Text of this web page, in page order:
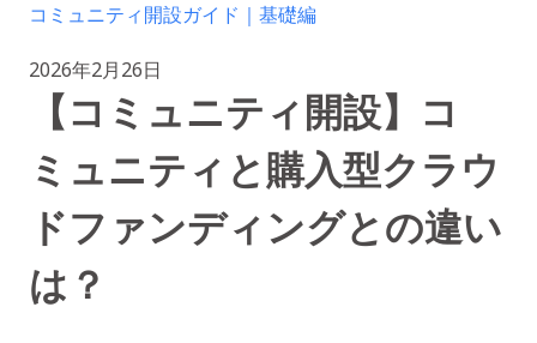
コミュニティ開設ガイド｜基礎編
2026年2月26日
【コミュニティ開設】コ
ミュニティと購入型クラウ
ドファンディングとの違い
は？